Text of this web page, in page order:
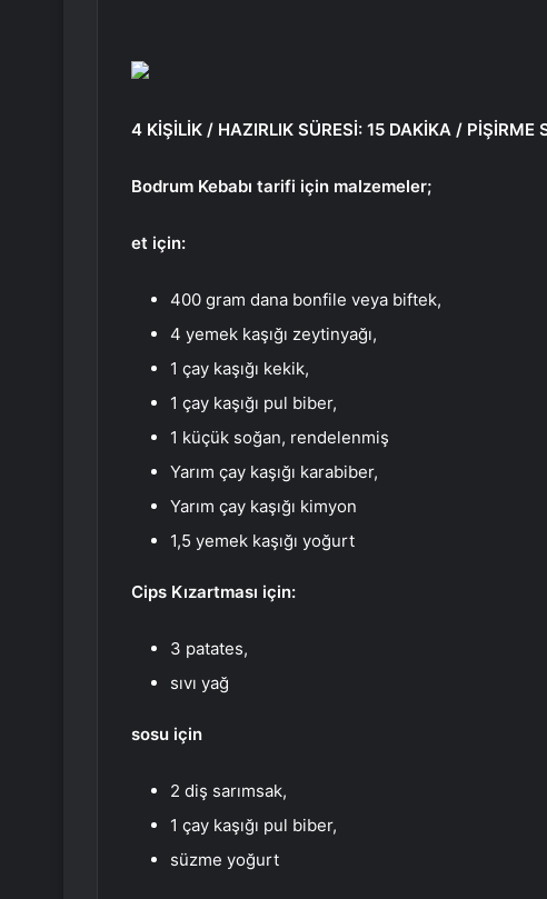
4 KİŞİLİK / HAZIRLIK SÜRESİ: 15 DAKİKA / PİŞİRME
Bodrum Kebabı tarifi için malzemeler;
et için:
400 gram dana bonfile veya biftek,
4 yemek kaşığı zeytinyağı,
1 çay kaşığı kekik,
1 çay kaşığı pul biber,
1 küçük soğan, rendelenmiş
Yarım çay kaşığı karabiber,
Yarım çay kaşığı kimyon
1,5 yemek kaşığı yoğurt
Cips Kızartması için:
3 patates,
sıvı yağ
sosu için
2 diş sarımsak,
1 çay kaşığı pul biber,
süzme yoğurt